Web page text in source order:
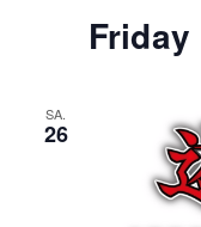
SA.
26